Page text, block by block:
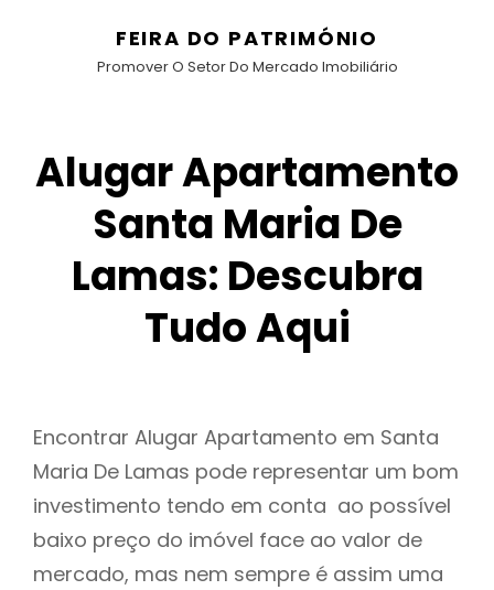
FEIRA DO PATRIMÓNIO
Promover O Setor Do Mercado Imobiliário
Alugar Apartamento
Santa Maria De
Lamas: Descubra
Tudo Aqui
Encontrar Alugar Apartamento em Santa
Maria De Lamas pode representar um bom
investimento tendo em conta ao possível
baixo preço do imóvel face ao valor de
mercado, mas nem sempre é assim uma